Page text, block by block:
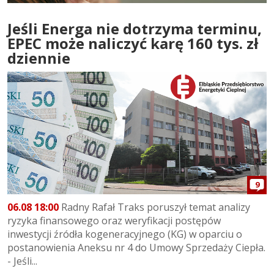
Jeśli Energa nie dotrzyma terminu,
EPEC może naliczyć karę 160 tys. zł
dziennie
9
06.08 18:00 Radny Rafał Traks poruszył temat analizy
ryzyka finansowego oraz weryfikacji postępów
inwestycji źródła kogeneracyjnego (KG) w oparciu o
postanowienia Aneksu nr 4 do Umowy Sprzedaży Ciepła.
- Jeśli...